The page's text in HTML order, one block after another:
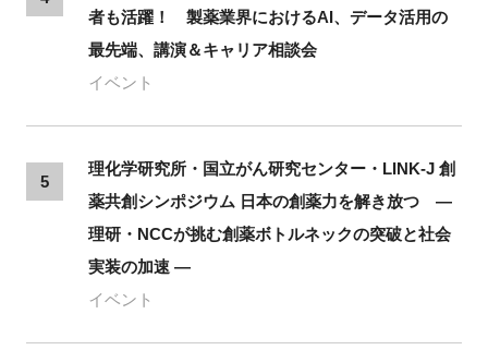
者も活躍！ 製薬業界におけるAI、データ活用の
最先端、講演＆キャリア相談会
イベント
5
理化学研究所・国立がん研究センター・LINK-J 創
薬共創シンポジウム 日本の創薬力を解き放つ ―
理研・NCCが挑む創薬ボトルネックの突破と社会
実装の加速 ―
イベント